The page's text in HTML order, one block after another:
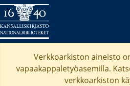
Verkkoarkiston aineisto
vapaakappaletyöasemilla.
verkkoarkiston